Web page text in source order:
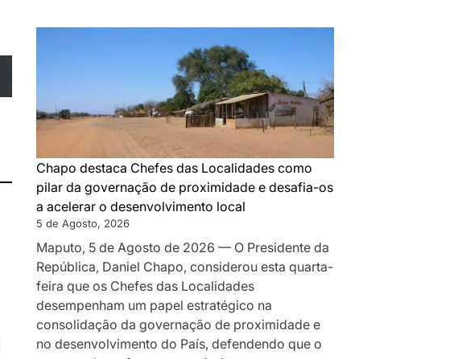
MONTANHA
A
MAPUTO:
OS
BASTIDORES
DA
QUE
SILENCIOU
AS
MOÇAMBIQUE
Chapo destaca Chefes das Localidades como
pilar da governação de proximidade e desafia-os
a acelerar o desenvolvimento local
5 de Agosto, 2026
Maputo, 5 de Agosto de 2026 — O Presidente da
República, Daniel Chapo, considerou esta quarta-
feira que os Chefes das Localidades
desempenham um papel estratégico na
consolidação da governação de proximidade e
no desenvolvimento do País, defendendo que o